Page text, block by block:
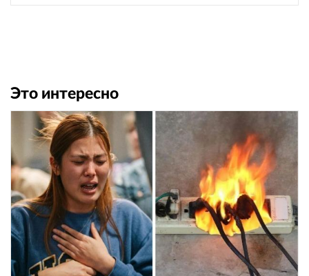
Это интересно